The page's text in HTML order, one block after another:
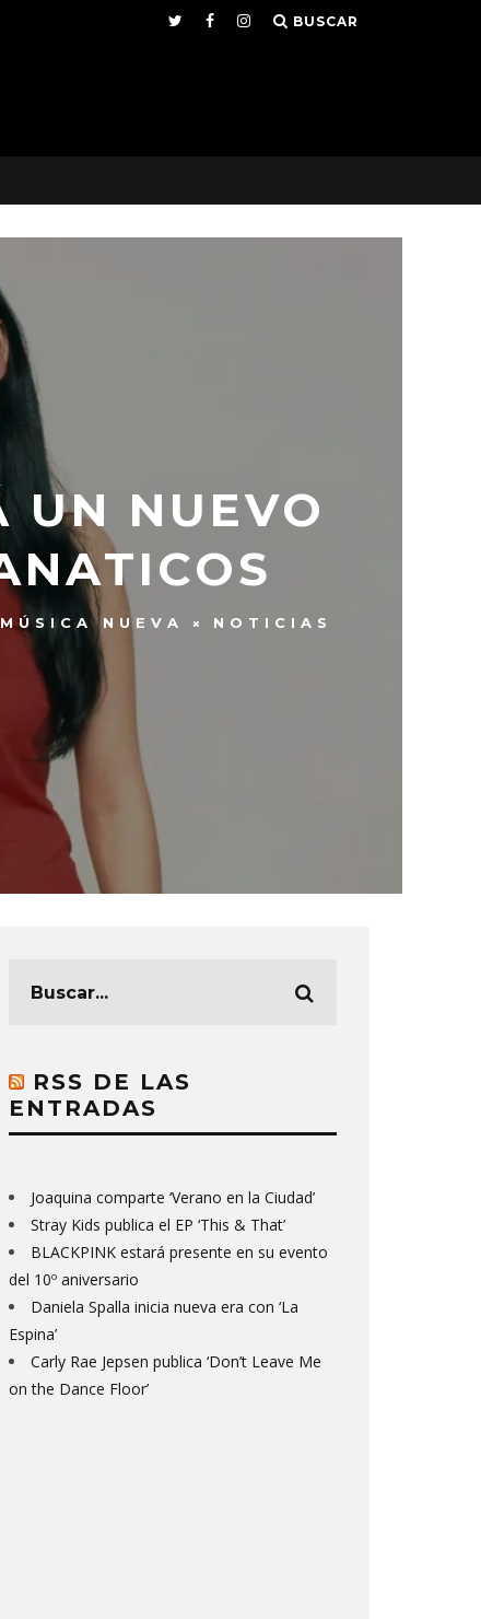
BUSCAR
UN NUEVO
MÚSICA NUEVA NOTICIAS
RSS DE LAS
ENTRADAS
Joaquina comparte ‘Verano en la Ciudad’
Stray Kids publica el EP ‘This & That’
BLACKPINK estará presente en su evento
del 10º aniversario
Daniela Spalla inicia nueva era con ‘La
Espina’
Carly Rae Jepsen publica ‘Don’t Leave Me
on the Dance Floor’